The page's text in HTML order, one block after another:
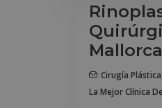
Mallorca
Cirugía Plástica
La Mejor Clínica